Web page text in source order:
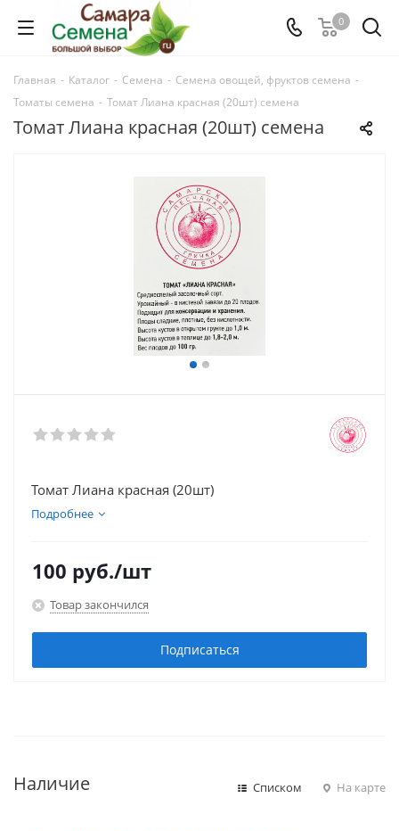
0
Главная - Каталог - Семена - Семена овощей, фруктов семена -
Томаты семена - Томат Лиана красная (20шт) семена
Томат Лиана красная (20шт) семена
Томат Лиана красная (20шт)
Подробнее
100 руб./шт
Товар закончился
Подписаться
Наличие Списком На карте